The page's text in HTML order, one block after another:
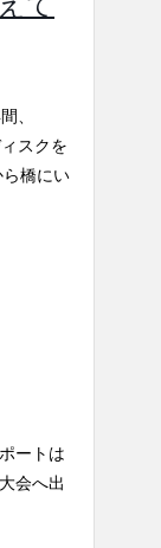
、
スクを
橋にい
ートは
会へ出